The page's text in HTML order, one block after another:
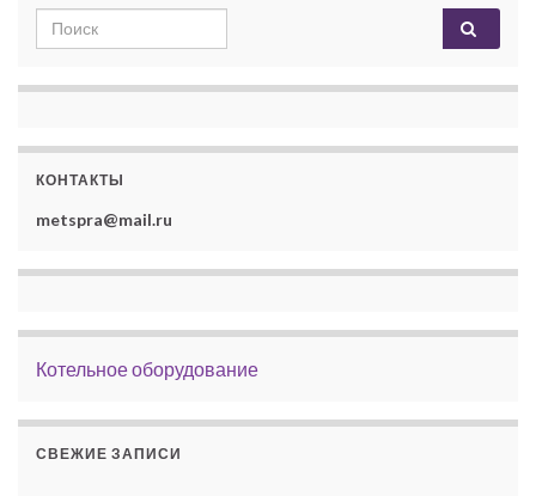
Search for:
КОНТАКТЫ
metspra@mail.ru
Котельное оборудование
СВЕЖИЕ ЗАПИСИ